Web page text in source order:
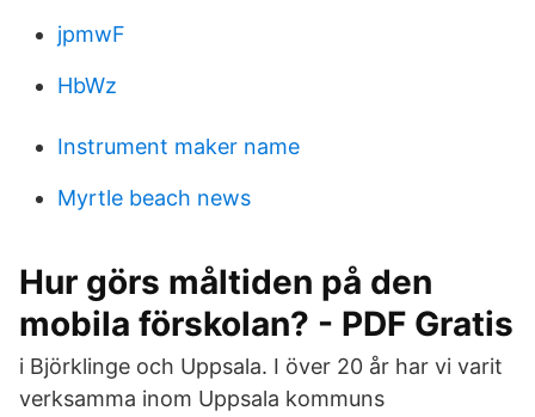
jpmwF
HbWz
Instrument maker name
Myrtle beach news
Hur görs måltiden på den
mobila förskolan? - PDF Gratis
i Björklinge och Uppsala. I över 20 år har vi varit
verksamma inom Uppsala kommuns